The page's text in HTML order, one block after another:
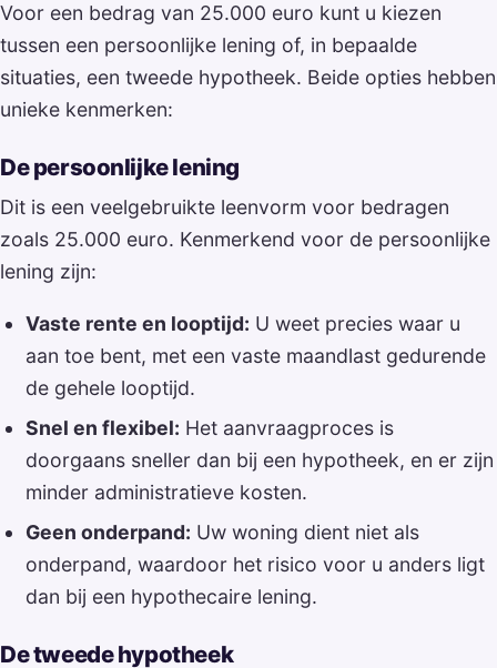
Voor een bedrag van 25.000 euro kunt u kiezen
tussen een persoonlijke lening of, in bepaalde
situaties, een tweede hypotheek. Beide opties hebben
unieke kenmerken:
De persoonlijke lening
Dit is een veelgebruikte leenvorm voor bedragen
zoals 25.000 euro. Kenmerkend voor de persoonlijke
lening zijn:
Vaste rente en looptijd: U weet precies waar u
aan toe bent, met een vaste maandlast gedurende
de gehele looptijd.
Snel en flexibel: Het aanvraagproces is
doorgaans sneller dan bij een hypotheek, en er zijn
minder administratieve kosten.
Geen onderpand: Uw woning dient niet als
onderpand, waardoor het risico voor u anders ligt
dan bij een hypothecaire lening.
De tweede hypotheek